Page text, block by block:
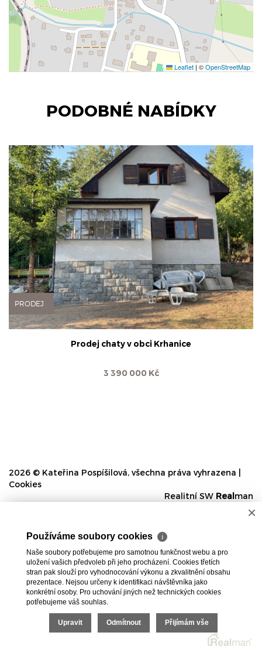
Leaflet | ©OpenStreetMap
PODOBNÉ NABÍDKY
PRODEJ
Prodej chaty v obci Krhanice
3 390 000 Kč
2026 © Kateřina Pospíšilová, všechna práva vyhrazena |
Cookies
Realitní SW Realman
×
Používáme soubory cookies ℹ
Naše soubory potřebujeme pro samotnou funkčnost webu a pro
uložení vašich předvoleb při jeho procházení. Cookies třetích
stran pak slouží pro vyhodnocování výkonu a zkvalitnění obsahu
prezentace. Nejsou určeny k identifikaci návštěvníka jako
konkrétní osoby. Pro uchování jiných než technických cookies
potřebujeme váš souhlas.
Upravit Odmítnout Přijímám vše